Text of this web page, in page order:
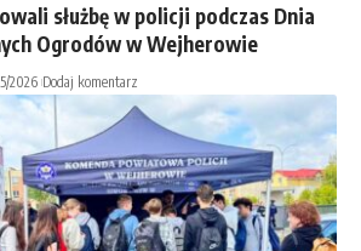
służbę w policji podczas Dnia
Ogrodów w Wejherowie
2026 Dodaj komentarz